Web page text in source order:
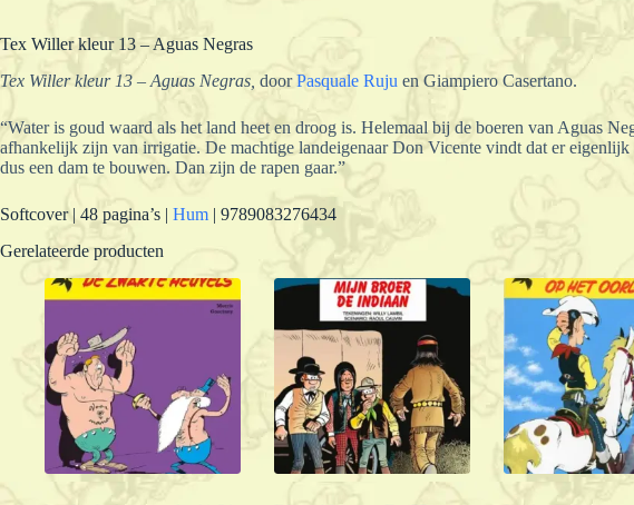
Tex Willer kleur 13 – Aguas Negras
Tex Willer kleur 13 – Aguas Negras, doorPasquale Ruju en Giampiero Casertano.
“Water is goud waard als het land heet en droog is. Helemaal bij de boeren van Aguas
afhankelijk zijn van irrigatie. De machtige landeigenaar Don Vicente vindt dat er
dus een dam te bouwen. Dan zijn de rapen gaar.”
Softcover | 48 pagina’s | Hum | 9789083276434
Gerelateerde producten